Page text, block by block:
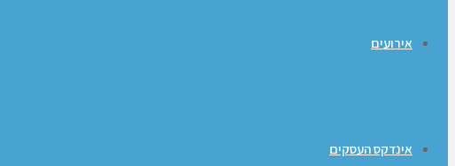
אירועים
אינדקס העסקים